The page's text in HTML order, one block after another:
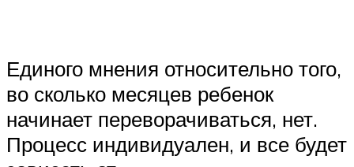
Единого мнения относительно того,
во сколько месяцев ребенок
начинает переворачиваться, нет.
Процесс индивидуален, и все будет